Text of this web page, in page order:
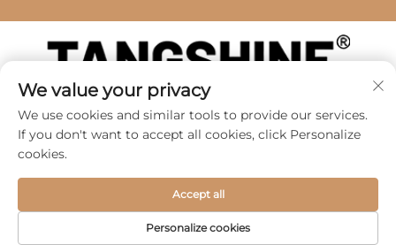
Avtorske pravice © 2026 SHAOXING TANG CAI
LEATHER CO., LTD - Politika zasebnosti
We value your privacy
We use cookies and similar tools to provide our services.
If you don't want to accept all cookies, click Personalize
cookies.
Personalize cookies
Accept all